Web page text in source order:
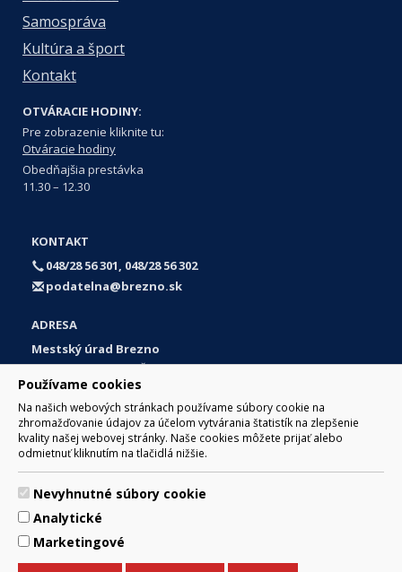
Používame cookies
Na našich webových stránkach používame súbory cookie na
zhromažďovanie údajov za účelom vytvárania štatistík na zlepšenie
kvality našej webovej stránky. Naše cookies môžete prijať alebo
odmietnuť kliknutím na tlačidlá nižšie.
Nevyhnutné súbory cookie
Analytické
Marketingové
Samospráva
Kultúra a šport
Kontakt
OTVÁRACIE HODINY:
Pre zobrazenie kliknite tu:
Otváracie hodiny
Obedňajšia prestávka
11.30 – 12.30
KONTAKT
048/28 56 301, 048/28 56 302
podatelna@brezno.sk
ADRESA
Mestský úrad Brezno
Námestie gen. M. R. Štefánika 1
977 01 Brezno
Slovakia (Slovak Republic)
© 2017 Mesto Brezno, Námestie gen. M. R. Štefánika 1, Brezno
977 01 Tel.: 048/28 56 301, 048/28 56 302 Email:
Za obsah zodpovedá Mesto Brezno. Technický prevádzkovateľ:
Arrabella, s.r.o. , Pod Donátom 12/136 Žiar nad Hronom 965 01